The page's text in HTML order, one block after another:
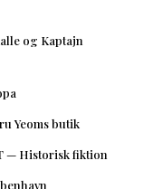
og Kaptajn
Yeoms butik
— Historisk fiktion